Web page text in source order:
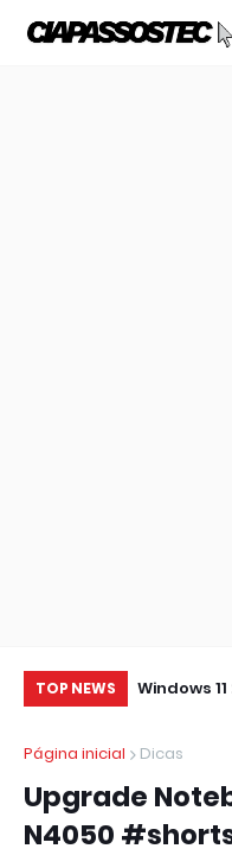
TOP NEWS
IMPRESSORA
Windows
outros
Página inicial Dicas
Upgrade
N4050